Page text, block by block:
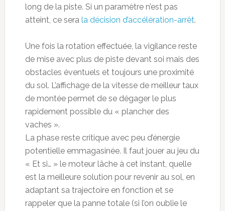
long de la piste. Si un paramètre n’est pas
atteint, ce sera la décision d’accélération-arrêt.
Une fois la rotation effectuée, la vigilance reste
de mise avec plus de piste devant soi mais des
obstacles éventuels et toujours une proximité
du sol. L’affichage de la vitesse de meilleur taux
de montée permet de se dégager le plus
rapidement possible du « plancher des
vaches ».
La phase reste critique avec peu d’énergie
potentielle emmagasinée. Il faut jouer au jeu du
« Et si… » le moteur lâche à cet instant, quelle
est la meilleure solution pour revenir au sol, en
adaptant sa trajectoire en fonction et se
rappeler que la panne totale (si l’on oublie le